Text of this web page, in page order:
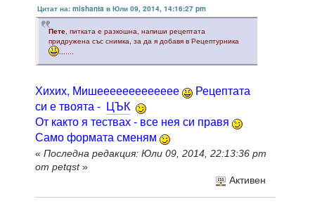
Цитат на: mishanta в Юли 09, 2014, 14:16:27 pm
Пете , питката е разкошна, напиши рецептата
придружена със снимка, за да я добавя в Рецептурника
Хихих, Мишеееееееееееее
Рецептата
си е твоята - ЦЪК
От както я тествах - все нея си правя
Само формата сменям
« Последна редакция: Юли 09, 2014, 22:13:36 pm
от petqst»
Активен